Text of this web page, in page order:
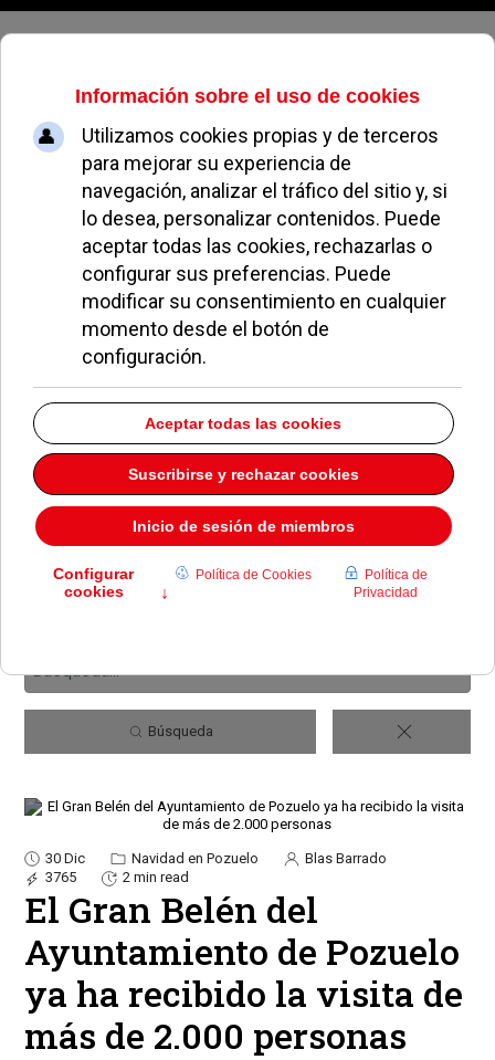
Domingo, 09 de agosto de 2026
Archivo Mensual
volver a archivo mensual
Diciembre 2019
Welcome to our Archives page. On this page you will find totaly
our articles broken down into Months and Years.
Búsqueda
30 Dic Navidad en Pozuelo
Blas Barrado
3765
2 min read
El Gran Belén del
Ayuntamiento de Pozuelo
ya ha recibido la visita de
más de 2.000 personas